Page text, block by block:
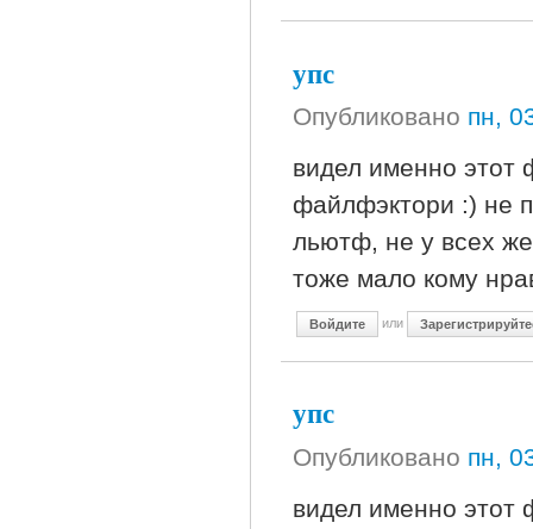
упс
Опубликовано пн,
видел именно этот
файлфэктори :) не
льютф, не у всех
тоже мало кому
Войдите или
упс
Опубликовано пн,
видел именно этот